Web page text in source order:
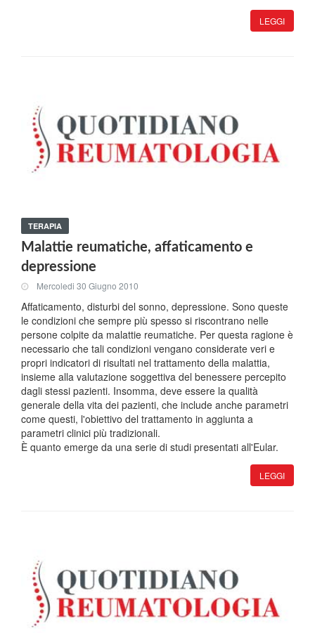
LEGGI
TERAPIA
Malattie reumatiche, affaticamento e
depressione
Mercoledi 30 Giugno 2010
Affaticamento, disturbi del sonno, depressione. Sono queste
le condizioni che sempre più spesso si riscontrano nelle
persone colpite da malattie reumatiche. Per questa ragione è
necessario che tali condizioni vengano considerate veri e
propri indicatori di risultati nel trattamento della malattia,
insieme alla valutazione soggettiva del benessere percepito
dagli stessi pazienti. Insomma, deve essere la qualità
generale della vita dei pazienti, che include anche parametri
come questi, l'obiettivo del trattamento in aggiunta a
parametri clinici più tradizionali.
È quanto emerge da una serie di studi presentati all'Eular.
LEGGI